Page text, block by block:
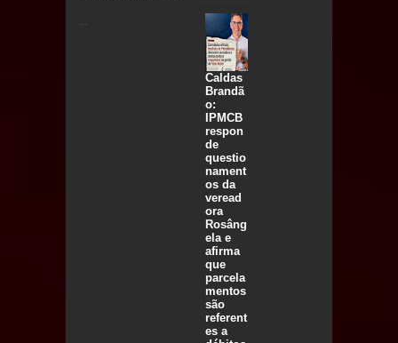
...
Caldas
Brandã
o:
IPMCB
respon
de
questio
nament
os da
veread
ora
Rosâng
ela e
afirma
que
parcela
mentos
são
referent
es a